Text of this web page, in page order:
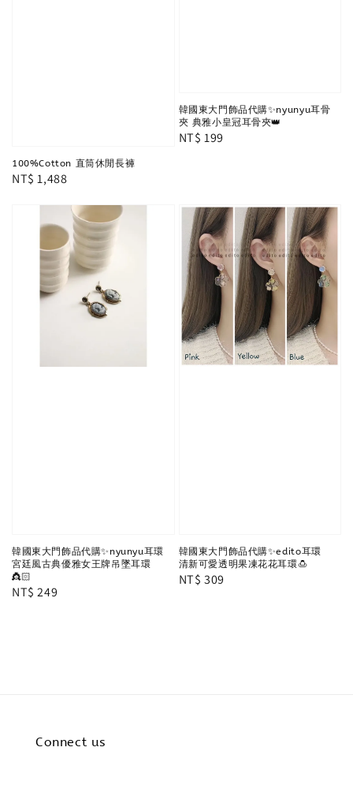
100%Cotton 直筒休閒長褲
Regular
NT$ 1,488
韓國東大門飾品代購✨nyunyu耳骨
夾 典雅小皇冠耳骨夾👑
Regular
NT$ 199
韓國東大門飾品代購✨nyunyu耳環
宮廷風古典優雅女王牌吊墜耳環
👸🏻
Regular
NT$ 249
韓國東大門飾品代購✨edito耳環
清新可愛透明果凍花花耳環🍮
Regular
NT$ 309
Connect us